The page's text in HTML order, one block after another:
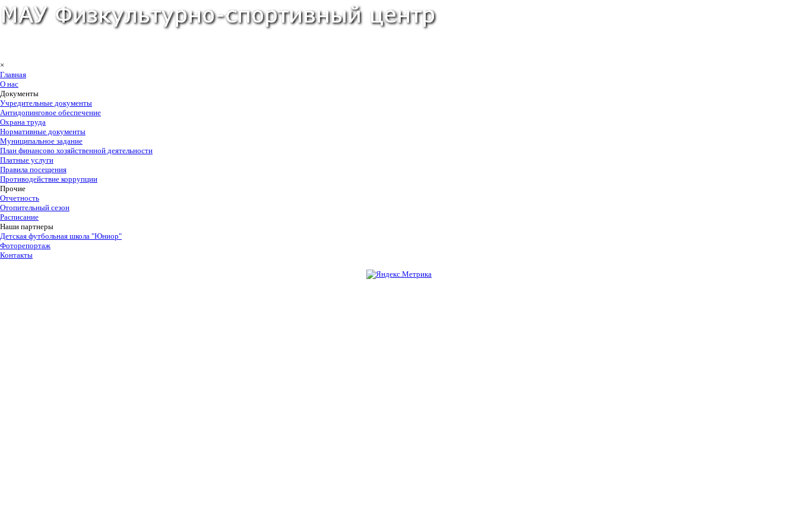
×
Главная
О нас
Документы
Учредительные документы
Антидопинговое обеспечение
Охрана труда
Нормативные документы
Муниципальное задание
План финансово хозяйственной деятельности
Платные услуги
Правила посещения
Противодействие коррупции
Прочие
Отчетность
Отопительный сезон
Расписание
Наши партнеры
Детская футбольная школа "Юниор"
Фоторепортаж
Контакты